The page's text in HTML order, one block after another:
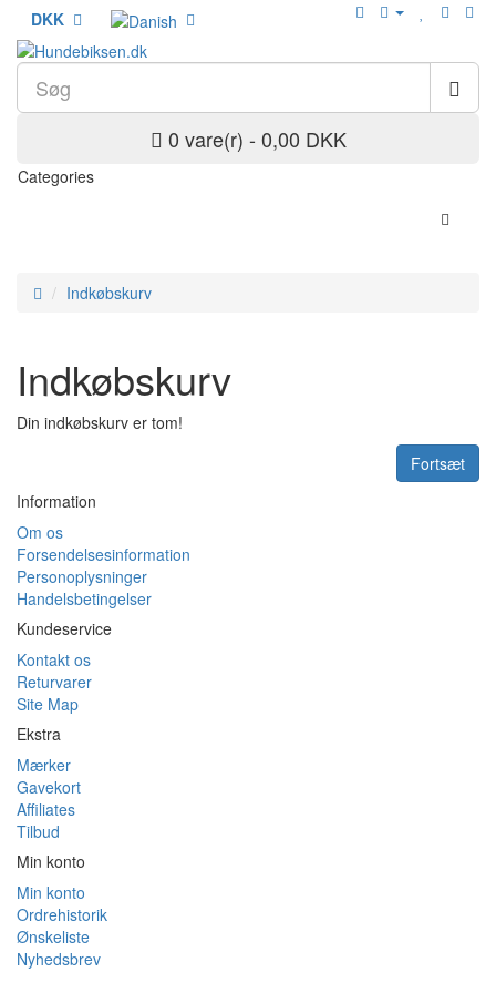
DKK
0 vare(r) - 0,00 DKK
Categories
Indkøbskurv
Indkøbskurv
Din indkøbskurv er tom!
Fortsæt
Information
Om os
Forsendelsesinformation
Personoplysninger
Handelsbetingelser
Kundeservice
Kontakt os
Returvarer
Site Map
Ekstra
Mærker
Gavekort
Affiliates
Tilbud
Min konto
Min konto
Ordrehistorik
Ønskeliste
Nyhedsbrev